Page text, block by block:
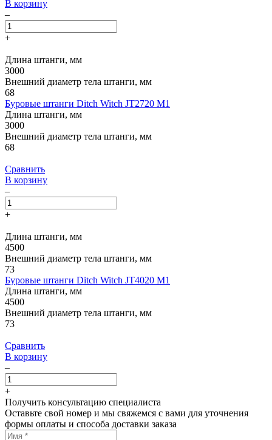
В корзину
–
+
Длина штанги, мм
3000
Внешний диаметр тела штанги, мм
68
Буровые штанги Ditch Witch JT2720 M1
Длина штанги, мм
3000
Внешний диаметр тела штанги, мм
68
Сравнить
В корзину
–
+
Длина штанги, мм
4500
Внешний диаметр тела штанги, мм
73
Буровые штанги Ditch Witch JT4020 M1
Длина штанги, мм
4500
Внешний диаметр тела штанги, мм
73
Сравнить
В корзину
–
+
Получить консультацию специалиста
Оставьте свой номер и мы свяжемся с вами для уточнения
формы оплаты и способа доставки заказа